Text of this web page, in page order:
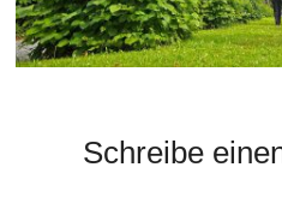
Schreibe